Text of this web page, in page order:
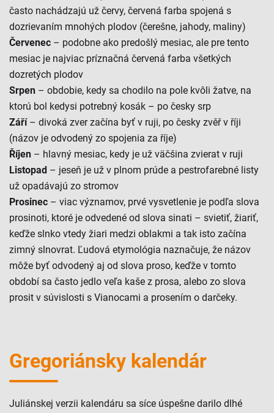
často nachádzajú už červy, červená farba spojená s
dozrievaním mnohých plodov (čerešne, jahody, maliny)
Červenec – podobne ako predošlý mesiac, ale pre tento
mesiac je najviac príznačná červená farba všetkých
dozretých plodov
Srpen – obdobie, kedy sa chodilo na pole kvôli žatve, na
ktorú bol kedysi potrebný kosák – po česky srp
Září– divoká zver začína byť v ruji, po česky zvěř v říji
(názov je odvodený zo spojenia za říje)
Říjen – hlavný mesiac, kedy je už väčšina zvierat v ruji
Listopad – jeseň je už v plnom prúde a pestrofarebné listy
už opadávajú zo stromov
Prosinec – viac významov, prvé vysvetlenie je podľa slova
prosinoti, ktoré je odvedené od slova sinati – svietiť, žiariť,
keďže slnko vtedy žiari medzi oblakmi a tak isto začína
zimný slnovrat. Ľudová etymológia naznačuje, že názov
môže byť odvodený aj od slova proso, keďže v tomto
období sa často jedlo veľa kaše z prosa, alebo zo slova
prosit v súvislosti s Vianocami a prosením o darčeky.
Gregoriánsky kalendár
Juliánskej verzii kalendáru sa síce úspešne darilo dlhé